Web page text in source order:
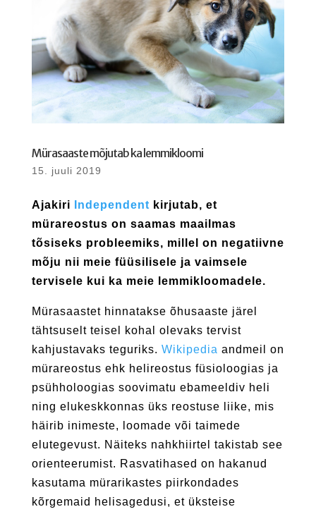
Mürasaaste mõjutab ka lemmikloomi
15. juuli 2019
Ajakiri Independent kirjutab, et
mürareostus on saamas maailmas
tõsiseks probleemiks, millel on negatiivne
mõju nii meie füüsilisele ja vaimsele
tervisele kui ka meie lemmikloomadele.
Mürasaastet hinnatakse õhusaaste järel
tähtsuselt teisel kohal olevaks tervist
kahjustavaks teguriks. Wikipedia andmeil on
mürareostus ehk helireostus füsioloogias ja
psühholoogias soovimatu ebameeldiv heli
ning elukeskkonnas üks reostuse
liike, mis
häirib inimeste, loomade või taimede
elutegevust. Näiteks nahkhiirtel takistab see
orienteerumist. Rasvatihased on hakanud
kasutama mürarikastes piirkondades
kõrgemaid helisagedusi, et üksteise